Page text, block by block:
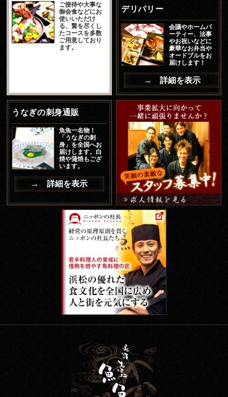
ご接待や大事な
御会食などにお
使いいただけ
る、贅を尽くし
たコースを多数
ご用意しており
ます。
デリバリー
会議やホームパ
ーティー、法事
やお祝いなどに
豪華なお弁当や
オードブルをお
届けします！
→ 詳細を表示
うなぎの刺身通販
魚魚一名物！
「うなぎの刺
身」を全国へお
届けします。白
焼や蒲焼もござ
います。
→ 詳細を表示